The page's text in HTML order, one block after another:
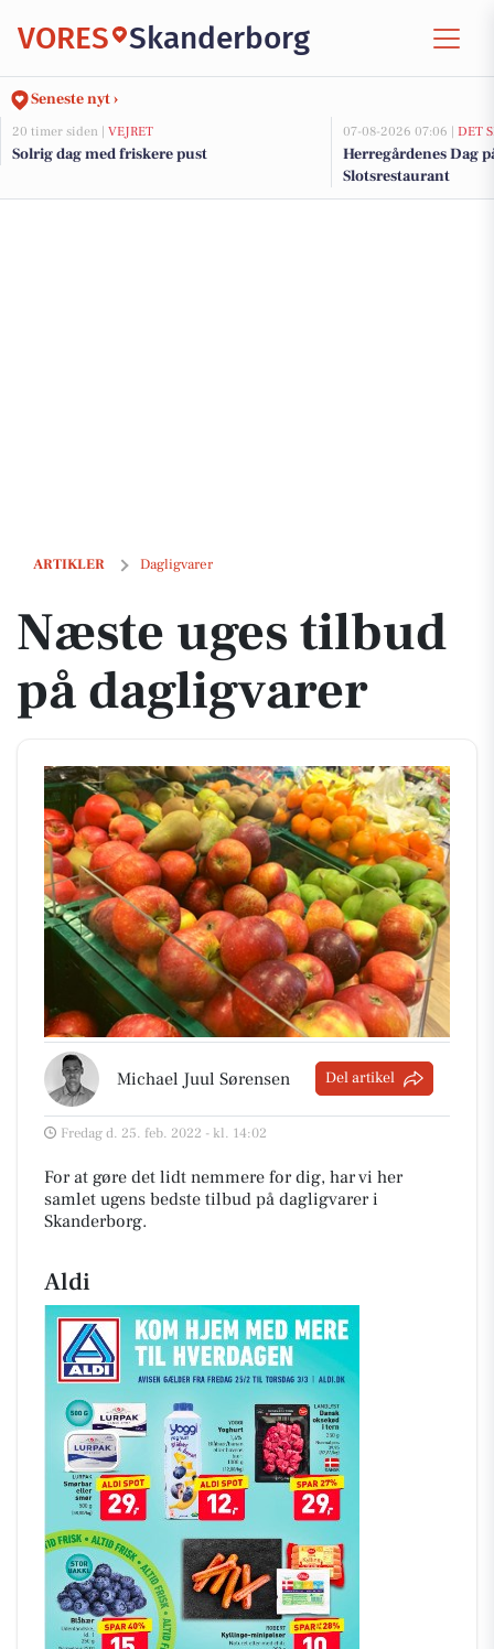
VORES Skanderborg
Seneste nyt ›
20 timer siden | VEJRET
Solrig dag med friskere pust
07-08-2026 07:06 | DET
Herregårdenes Dag
Slotsrestaurant
ARTIKLER Dagligvarer
Næste uges tilbud på dagligvarer
Næste uges tilbud
på dagligvarer
Michael Juul Sørensen Del artikel
Fredag d. 25. feb. 2022 - kl. 14:02
For at gøre det lidt nemmere for dig, har vi her
samlet ugens bedste tilbud på dagligvarer i
Skanderborg.
Aldi